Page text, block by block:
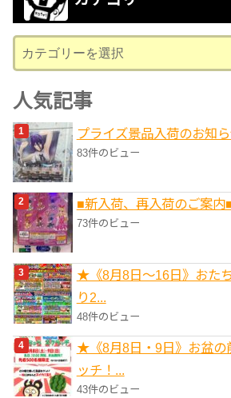
ブ
テ
ゴ
リ
ー
人気記事
プライズ景品入荷のお知
83件のビュー
■新入荷、再入荷のご案内
73件のビュー
★《8月8日～16日》おた
り2...
48件のビュー
★《8月8日・9日》お盆の
ッチ！...
43件のビュー